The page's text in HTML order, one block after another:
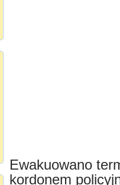
Ewakuowano
kordonem